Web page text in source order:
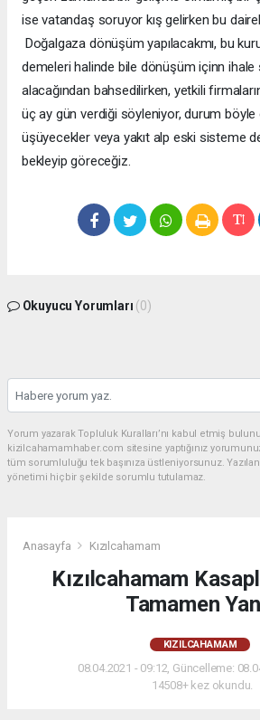
ise vatandaş soruyor kış gelirken bu
Doğalgaza dönüşüm yapılacakmı, bu
demeleri halinde bile dönüşüm içinn
alacağından bahsedilirken, yetkili
üç ay gün verdiği söyleniyor, durum böyle
üşüyecekler veya yakıt alp eski sisteme
bekleyip göreceğiz.
Okuyucu Yorumları (0)
Yorum yazarak Topluluk Kuralları’nı kabul etmiş
kizilcahamamhaber.com sitesine yaptığınız
tüm sorumluluğu tek başınıza üstleniyorsunuz.
yönetimi hiçbir şekilde sorumlu tutulamaz.
Anasayfa Kızılcahamam
Kızılcahamam
Tamamen
KIZILCAHAMAM
08.04.2021 - 09:12, Güncelleme:
14508+ kez okundu.